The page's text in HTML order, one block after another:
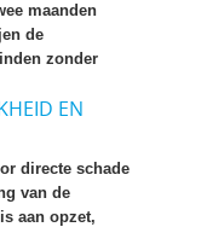
maanden
de
zonder
EN
directe schade
van de
aan opzet,